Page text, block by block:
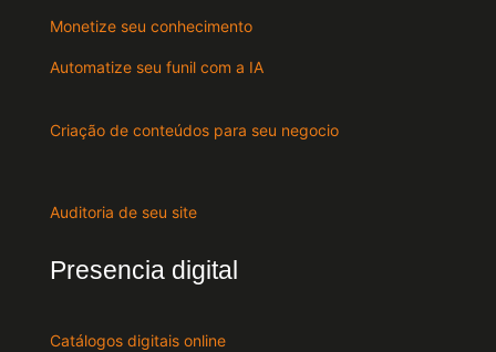
Monetize seu conhecimento
Automatize seu funil com a IA
Criação de conteúdos para seu negocio
Auditoria de seu site
Presencia digital
Catálogos digitais online